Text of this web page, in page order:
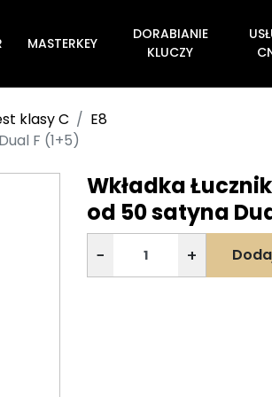
MASTERKEY
DORABIANIE
KLUCZY
klasy C
E8
F (1+5)
Wkładka
od 50 satyna
− +